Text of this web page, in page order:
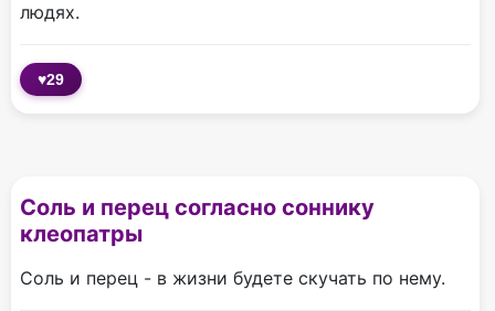
людях.
♥29
Соль и перец согласно соннику
клеопатры
Соль и перец - в жизни будете скучать по нему.